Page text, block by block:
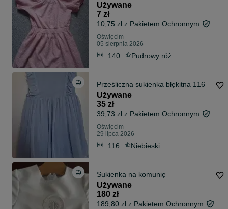
Używane
7 zł
10,75 zł z Pakietem Ochronnym
Oświęcim
05 sierpnia 2026
140 Pudrowy róż
Prześliczna sukienka błękitna 116
Używane
35 zł
39,73 zł z Pakietem Ochronnym
Oświęcim
29 lipca 2026
116 Niebieski
Sukienka na komunię
Używane
180 zł
189,80 zł z Pakietem Ochronnym